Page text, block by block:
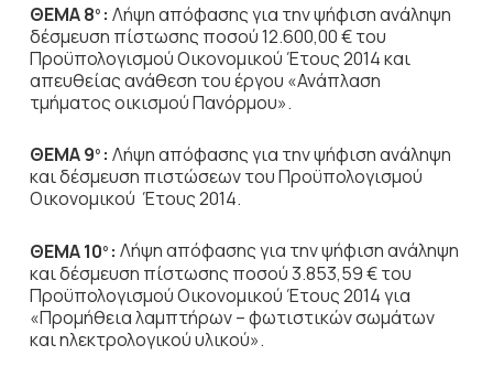
ΘΕΜΑ 8ο : Λήψη απόφασης για την ψήφιση ανάληψη
δέσμευση πίστωσης ποσού 12.600,00 € του
Προϋπολογισμού Οικονομικού Έτους 2014 και
απευθείας ανάθεση του έργου «Ανάπλαση
τμήματος οικισμού Πανόρμου».
ΘΕΜΑ 9ο : Λήψη απόφασης για την ψήφιση ανάληψη
και δέσμευση πιστώσεων του Προϋπολογισμού
Οικονομικού Έτους 2014.
ΘΕΜΑ 10ο : Λήψη απόφασης για την ψήφιση ανάληψη
και δέσμευση πίστωσης ποσού 3.853,59 € του
Προϋπολογισμού Οικονομικού Έτους 2014 για
«Προμήθεια λαμπτήρων – φωτιστικών σωμάτων
και ηλεκτρολογικού υλικού».